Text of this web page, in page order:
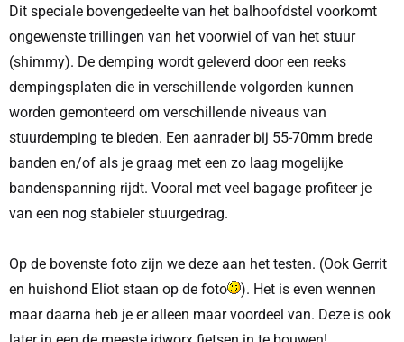
Dit speciale bovengedeelte van het balhoofdstel voorkomt
ongewenste trillingen van het voorwiel of van het stuur
(shimmy). De demping wordt geleverd door een reeks
dempingsplaten die in verschillende volgorden kunnen
worden gemonteerd om verschillende niveaus van
stuurdemping te bieden. Een aanrader bij 55-70mm brede
banden en/of als je graag met een zo laag mogelijke
bandenspanning rijdt. Vooral met veel bagage profiteer je
van een nog stabieler stuurgedrag.
Op de bovenste foto zijn we deze aan het testen. (Ook Gerrit
en huishond Eliot staan op de foto
). Het is even wennen
maar daarna heb je er alleen maar voordeel van. Deze is ook